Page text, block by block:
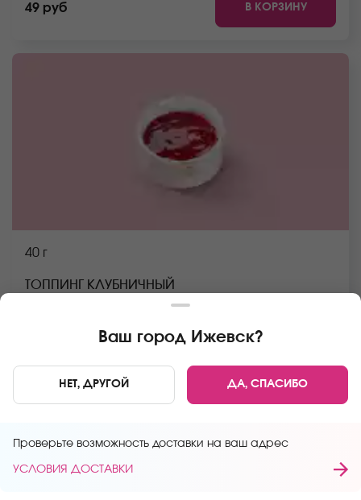
49 руб В КОРЗИНУ
40 г
ТОППИНГ КЛУБНИЧНЫЙ
Ваш город Ижевск?
НЕТ, ДРУГОЙ ДА, СПАСИБО
Проверьте возможность доставки на ваш адрес
УСЛОВИЯ ДОСТАВКИ